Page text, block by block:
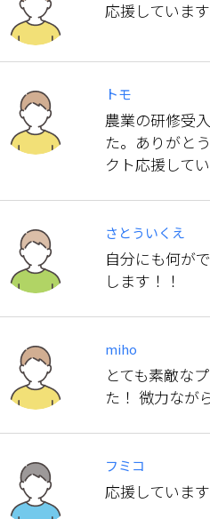
応援しています
トモ
農業の研修受
た。ありがと
クト応援してい
さとういくえ
自分にも何が
します！！
miho
とても素敵な
た！ 微力なが
フミコ
応援しています